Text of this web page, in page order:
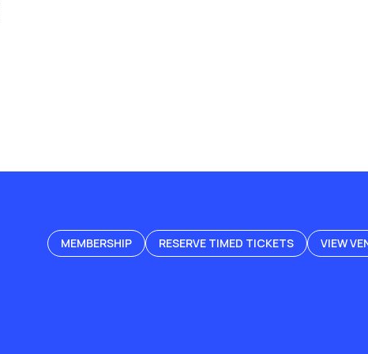
MEMBERSHIP RESERVE TIMED TICKETS VIEW